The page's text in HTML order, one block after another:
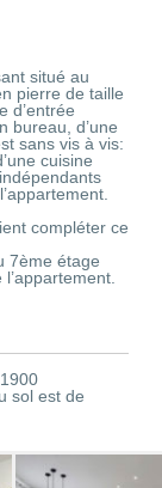
situé au
pierre de taille
d’entrée
bureau, d’une
sans vis à vis:
cuisine
compléter ce
7ème étage
sol est de